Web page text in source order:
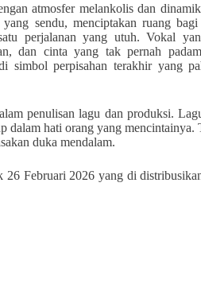
atmosfer melankolis dan
sendu, menciptakan ruang
perjalanan yang utuh. Vokal
dan cinta yang tak pernah
simbol perpisahan terakhir yang
penulisan lagu dan produksi.
dalam hati orang yang mencintainya.
duka mendalam.
26 Februari 2026 yang di